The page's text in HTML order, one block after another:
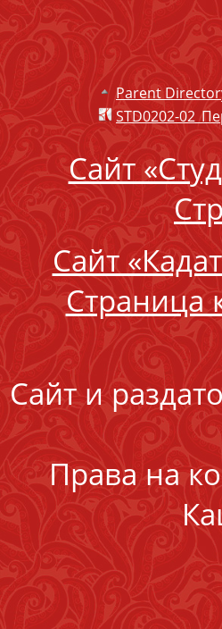
Parent
STD0202-
Сайт
Сайт
Страница
Сайт и
Права на